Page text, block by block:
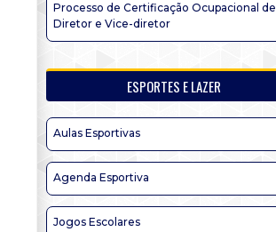
Processo de Certificação Ocupacional de
Diretor e Vice-diretor
ESPORTES E LAZER
Aulas Esportivas
Agenda Esportiva
Jogos Escolares